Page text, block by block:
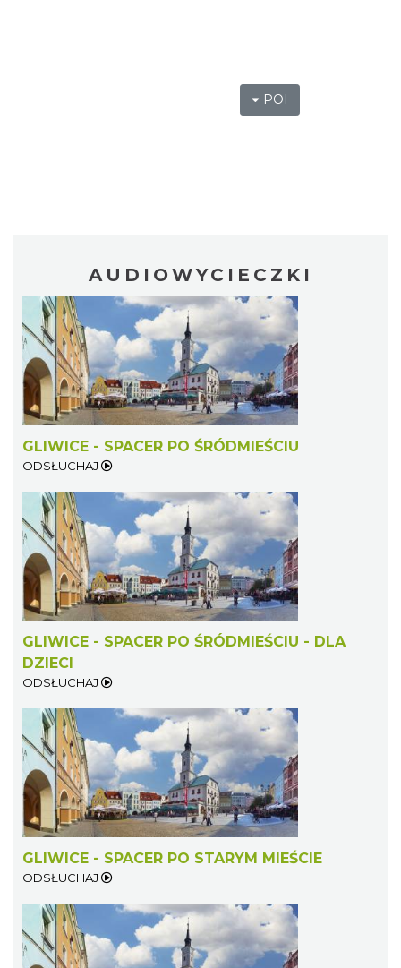
POI
AUDIOWYCIECZKI
GLIWICE - SPACER PO ŚRÓDMIEŚCIU
ODSŁUCHAJ
GLIWICE - SPACER PO ŚRÓDMIEŚCIU - DLA
DZIECI
ODSŁUCHAJ
GLIWICE - SPACER PO STARYM MIEŚCIE
ODSŁUCHAJ